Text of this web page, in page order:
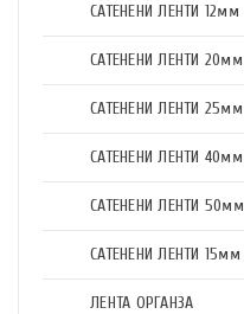
САТЕНЕНИ ЛЕНТИ 12мм
САТЕНЕНИ ЛЕНТИ 20мм
САТЕНЕНИ ЛЕНТИ 25мм
САТЕНЕНИ ЛЕНТИ 40мм
САТЕНЕНИ ЛЕНТИ 50мм
САТЕНЕНИ ЛЕНТИ 15мм
ЛЕНТА ОРГАНЗА